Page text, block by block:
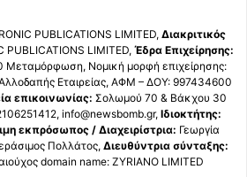
PUBLICATIONS LIMITED, Διακριτικός
PUBLICATIONS LIMITED, Έδρα Επιχείρησης:
Νομική μορφή επιχείρησης:
Εταιρείας, ΑΦΜ – ΔΟΥ: 997434600
επικοινωνίας: Σολωμού 70 & Βάκχου 30
info@newsbomb.gr, Ιδιοκτήτης:
εκπρόσωπος / Διαχειρίστρια: Γεωργία
Πολλάτος,Διευθύντρια σύνταξης:
domain name: ZYRIANO LIMITED